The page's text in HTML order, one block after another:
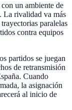
un ambiente de
La rivalidad va más
paralelas
contra equipos
partidos se juegan
de retransmisión
Cuando
la asignación
al inicio de